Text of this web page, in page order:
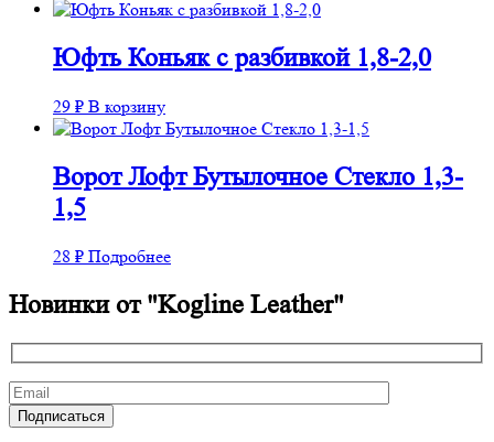
Юфть Коньяк с разбивкой 1,8-2,0
29 ₽ В корзину
Ворот Лофт Бутылочное Стекло 1,3-
1,5
28 ₽ Подробнее
Новинки от "Kogline Leather"